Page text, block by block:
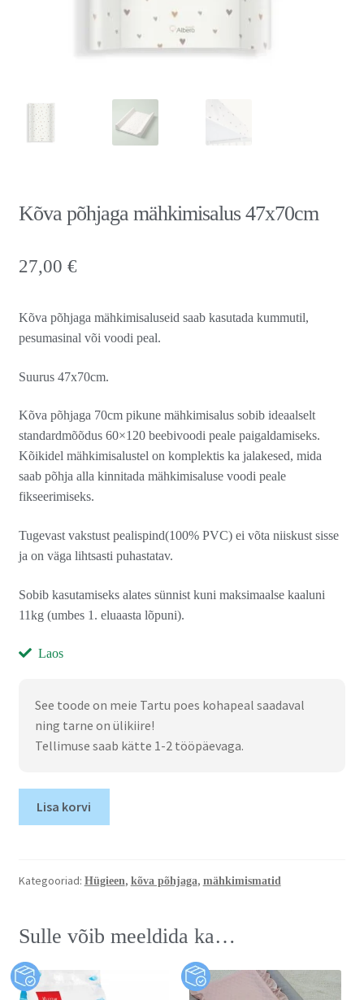
Kõva põhjaga mähkimisalus 47x70cm
27,00 €
Kõva põhjaga mähkimisaluseid saab kasutada kummutil,
pesumasinal või voodi peal.
Suurus 47x70cm.
Kõva põhjaga 70cm pikune mähkimisalus sobib ideaalselt
standardmõõdus 60×120 beebivoodi peale paigaldamiseks.
Kõikidel mähkimisalustel on komplektis ka jalakesed, mida
saab põhja alla kinnitada mähkimisaluse voodi peale
fikseerimiseks.
Tugevast vakstust pealispind(100% PVC) ei võta niiskust sisse
ja on väga lihtsasti puhastatav.
Sobib kasutamiseks alates sünnist kuni maksimaalse kaaluni
11kg (umbes 1. eluaasta lõpuni).
Laos
See toode on meie Tartu poes kohapeal saadaval
ning tarne on ülikiire!
Tellimuse saab kätte 1-2 tööpäevaga.
Lisa korvi
Kategooriad: Hügieen, kõva põhjaga, mähkimismatid
Sulle võib meeldida ka…